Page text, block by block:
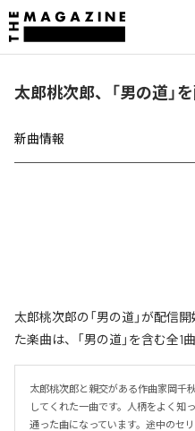
太郎桃次郎、「男の道」
新曲情報
太郎桃次郎の「男の道」が配信
た楽曲は、「男の道」を含む全1
太郎桃次郎と親交がある作曲家岡千
してくれた一曲です。人柄をよく知
通った曲になっています。途中のセ